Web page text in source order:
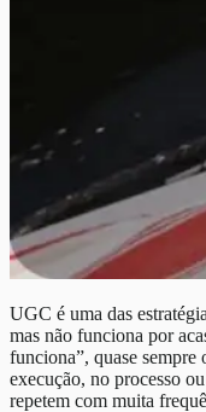
UGC é uma das
mas não funciona por
funciona”, quase sempre
execução, no processo
repetem com muita